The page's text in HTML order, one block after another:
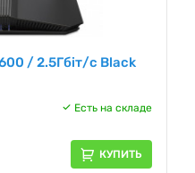
/ 2.5Гбіт/с Black
Есть на складе
КУПИТЬ